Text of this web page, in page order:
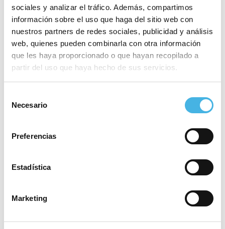
sociales y analizar el tráfico. Además, compartimos
información sobre el uso que haga del sitio web con
nuestros partners de redes sociales, publicidad y análisis
web, quienes pueden combinarla con otra información
que les haya proporcionado o que hayan recopilado a
partir del uso que haya hecho de sus servicios.
Necesario
Preferencias
Estadística
Marketing
colaboradoras. La ejecución del evento corre a
cargo del Club Esportiu URBNS.